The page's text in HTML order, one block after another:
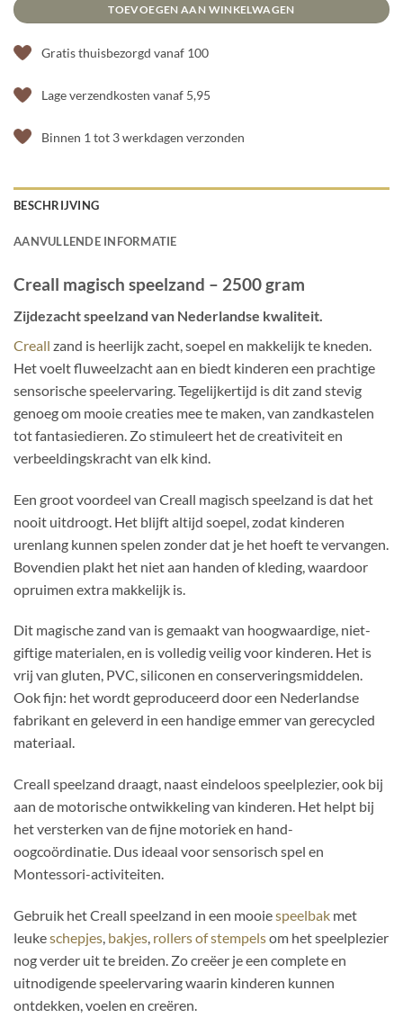
TOEVOEGEN AAN WINKELWAGEN
Gratis thuisbezorgd vanaf 100
Lage verzendkosten vanaf 5,95
Binnen 1 tot 3 werkdagen verzonden
BESCHRIJVING
AANVULLENDE INFORMATIE
Creall magisch speelzand – 2500 gram
Zijdezacht speelzand van Nederlandse kwaliteit.
Creall zand is heerlijk zacht, soepel en makkelijk te kneden.
Het voelt fluweelzacht aan en biedt kinderen een prachtige
sensorische speelervaring. Tegelijkertijd is dit zand stevig
genoeg om mooie creaties mee te maken, van zandkastelen
tot fantasiedieren. Zo stimuleert het de creativiteit en
verbeeldingskracht van elk kind.
Een groot voordeel van Creall magisch speelzand is dat het
nooit uitdroogt. Het blijft altijd soepel, zodat kinderen
urenlang kunnen spelen zonder dat je het hoeft te vervangen.
Bovendien plakt het niet aan handen of kleding, waardoor
opruimen extra makkelijk is.
Dit magische zand van is gemaakt van hoogwaardige, niet-
giftige materialen, en is volledig veilig voor kinderen. Het is
vrij van gluten, PVC, siliconen en conserveringsmiddelen.
Ook fijn: het wordt geproduceerd door een Nederlandse
fabrikant en geleverd in een handige emmer van gerecycled
materiaal.
Creall speelzand draagt, naast eindeloos speelplezier, ook bij
aan de motorische ontwikkeling van kinderen. Het helpt bij
het versterken van de fijne motoriek en hand-
oogcoördinatie. Dus ideaal voor sensorisch spel en
Montessori-activiteiten.
Gebruik het Creall speelzand in een mooiespeelbak met
leukeschepjes bakjes rollers of stempelsom het speelplezier
nog verder uit te breiden. Zo creëer je een complete en
uitnodigende speelervaring waarin kinderen kunnen
ontdekken, voelen en creëren.